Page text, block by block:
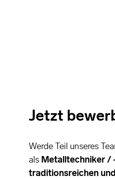
Jetzt
Werde Teil unseres
als Metalltechniker /
traditionsreichen